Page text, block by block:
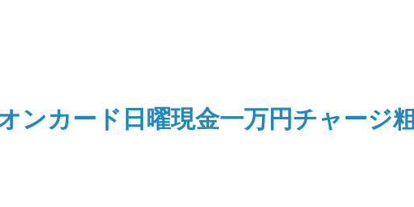
ンカード日曜現金一万円チャージ